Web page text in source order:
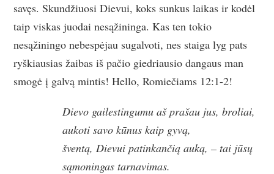
savęs. Skundžiuosi Dievui, koks sunkus laikas ir kodėl
taip viskas juodai nesąžininga. Kas ten tokio
nesąžiningo nebespėjau sugalvoti, nes staiga lyg pats
ryškiausias žaibas iš pačio giedriausio dangaus man
smogė į galvą mintis! Hello, Romiečiams 12:1-2!
Dievo gailestingumu aš prašau jus, broliai,
aukoti savo kūnus kaip gyvą,
šventą, Dievui patinkančią auką, – tai jūsų
sąmoningas tarnavimas.